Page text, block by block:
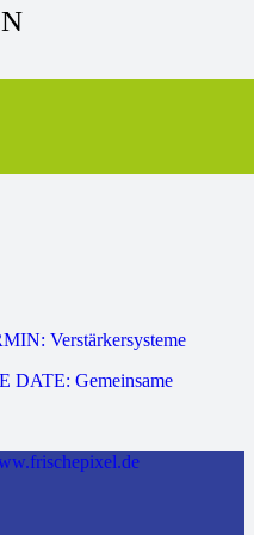
Verstärkersysteme
DATE: Gemeinsame